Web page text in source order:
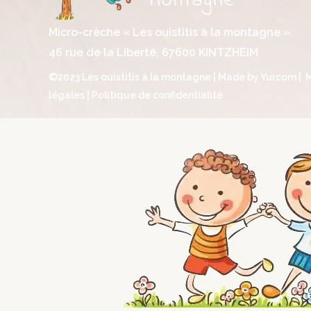
Micro-crèche « Les ouistitis à la montagne »
46 rue de la Liberté, 67600 KINTZHEIM
©2023 Les ouistitis à la montagne | Made by Yurcom
légales
Politique de confidentialité